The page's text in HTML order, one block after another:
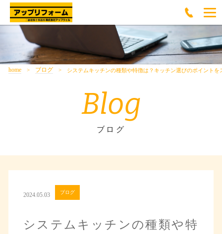
home ブログ システムキッチンの種類や特徴は？キッチン選びのポイント
Blog
ブログ
2024.05.03 ブログ
システムキッチンの種類や特